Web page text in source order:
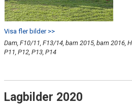
Visa fler bilder >>
Dam, F10/11, F13/14, barn 2015, barn 2016,
P11, P12, P13, P14
Lagbilder 2020